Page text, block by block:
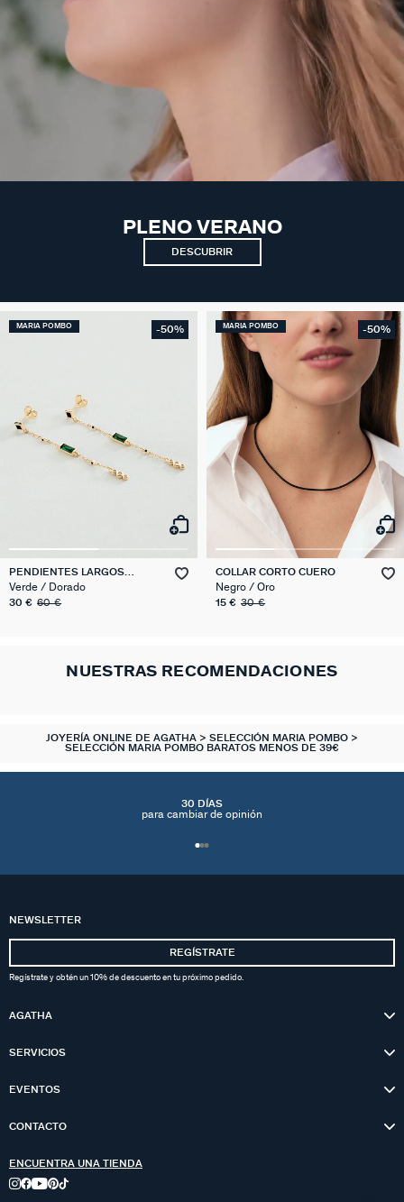
PLENO VERANO
DESCUBRIR
MARIA POMBO -50%
PENDIENTES LARGOS
SCARLET
Verde / Dorado
30 € 60 €
MARIA POMBO -50%
COLLAR CORTO CUERO
Negro / Oro
15 € 30 €
NUESTRAS RECOMENDACIONES
JOYERÍA ONLINE DE AGATHA
SELECCIÓN MARIA POMBO
SELECCIÓN MARIA POMBO BARATOS MENOS DE 39€
30 DÍAS
para cambiar de opinión
NEWSLETTER
REGÍSTRATE
Regístrate y obtén un 10% de descuento en tu próximo pedido.
AGATHA
SERVICIOS
EVENTOS
CONTACTO
ENCUENTRA UNA TIENDA